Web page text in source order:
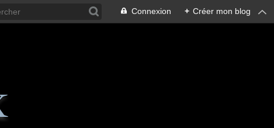
Connexion + Créer mon blog